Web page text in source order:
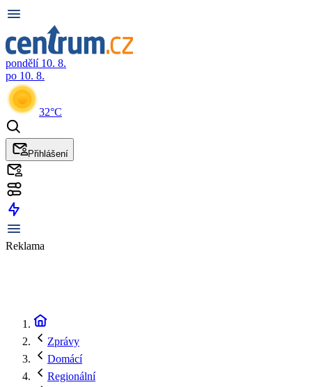
pondělí 10. 8.
po 10. 8.
32°C
Přihlášení
Reklama
Zprávy
Domácí
Regionální